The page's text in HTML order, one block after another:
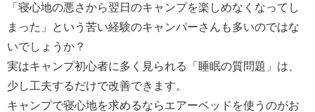
「寝心地の悪さから翌日のキャンプを楽しめなくなってし
まった」という苦い経験のキャンパーさんも多いのではな
いでしょうか？
実はキャンプ初心者に多く見られる「睡眠の質問題」は、
少し工夫するだけで改善できます。
キャンプで寝心地を求めるならエアーベッドを使うのがお